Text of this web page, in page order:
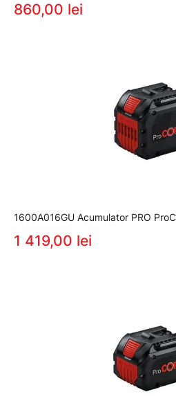
860,00 lei
1600A016GU Acumulator PRO
1 419,00 lei